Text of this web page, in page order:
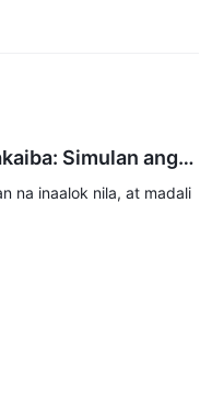
Simulan ang
$25 Lamang
na inaalok nila, at madali